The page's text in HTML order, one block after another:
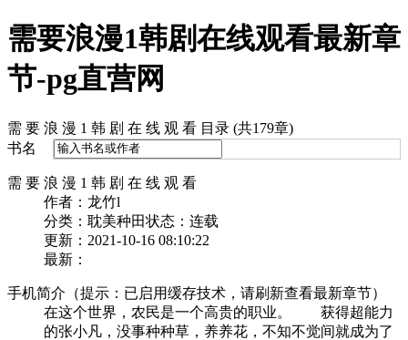
需要浪漫1韩剧在线观看最新章
节-pg直营网
需 要 浪 漫 1 韩 剧 在 线 观 看 目录 (共179章)
书名
需 要 浪 漫 1 韩 剧 在 线 观 看
作者：龙竹l
分类：耽美种田状态：连载
更新：2021-10-16 08:10:22
最新：
手机简介（提示：已启用缓存技术，请刷新查看最新章节）
在这个世界，农民是一个高贵的职业。 获得超能力
的张小凡，没事种种草，养养花，不知不觉间就成为了